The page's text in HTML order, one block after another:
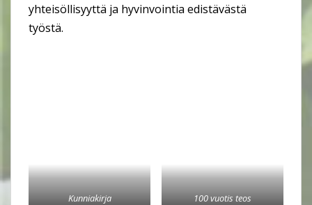
yhteisöllisyyttä ja hyvinvointia edistävästä
työstä.
Kunniakirja 100 vuotis teos